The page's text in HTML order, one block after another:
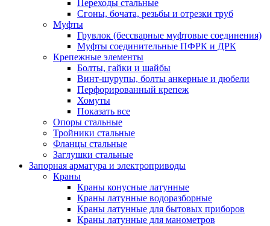
Переходы стальные
Сгоны, бочата, резьбы и отрезки труб
Муфты
Грувлок (бессварные муфтовые соединения)
Муфты соединительные ПФРК и ДРК
Крепежные элементы
Болты, гайки и шайбы
Винт-шурупы, болты анкерные и дюбели
Перфорированный крепеж
Хомуты
Показать все
Опоры стальные
Тройники стальные
Фланцы стальные
Заглушки стальные
Запорная арматура и электроприводы
Краны
Краны конусные латунные
Краны латунные водоразборные
Краны латунные для бытовых приборов
Краны латунные для манометров